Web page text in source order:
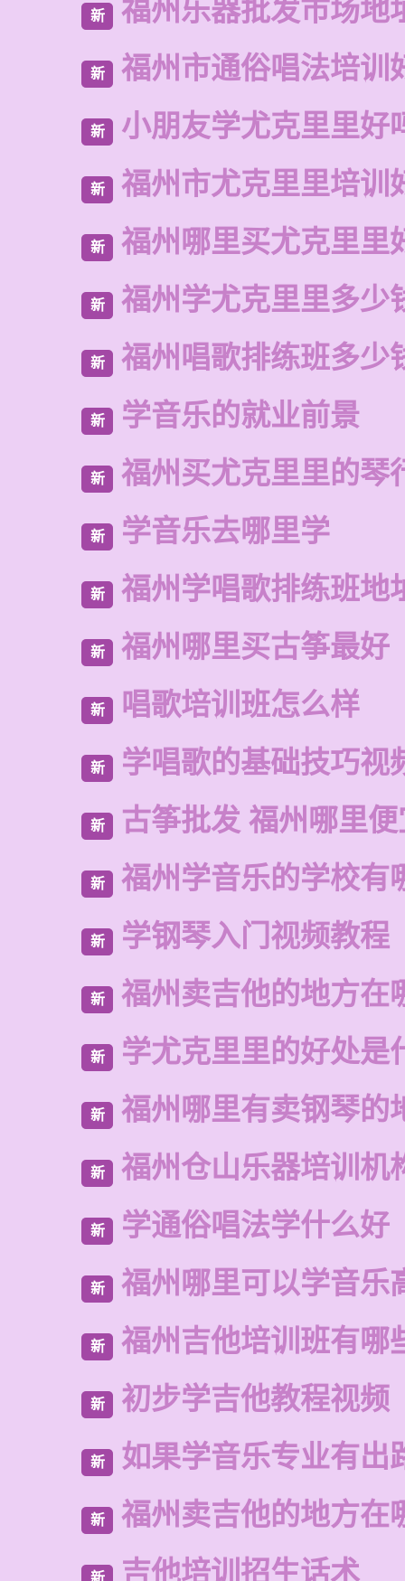
新 福州乐器批发市场地
新 福州市通俗唱法培训
新 小朋友学尤克里里好
新 福州市尤克里里培训
新 福州哪里买尤克里里
新 福州学尤克里里多少
新 福州唱歌排练班多少
新 学音乐的就业前景
新 福州买尤克里里的琴
新 学音乐去哪里学
新 福州学唱歌排练班地
新 福州哪里买古筝最好
新 唱歌培训班怎么样
新 学唱歌的基础技巧视
新 古筝批发 福州哪里
新 福州学音乐的学校有
新 学钢琴入门视频教程
新 福州卖吉他的地方在
新 学尤克里里的好处是
新 福州哪里有卖钢琴的
新 福州仓山乐器培训机
新 学通俗唱法学什么好
新 福州哪里可以学音乐
新 福州吉他培训班有哪
新 初步学吉他教程视频
新 如果学音乐专业有出
新 福州卖吉他的地方在
新 吉他培训招生话术